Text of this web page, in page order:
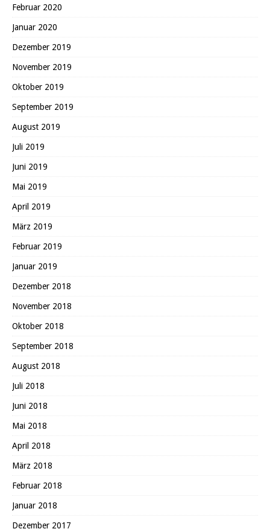
Februar 2020
Januar 2020
Dezember 2019
November 2019
Oktober 2019
September 2019
August 2019
Juli 2019
Juni 2019
Mai 2019
April 2019
März 2019
Februar 2019
Januar 2019
Dezember 2018
November 2018
Oktober 2018
September 2018
August 2018
Juli 2018
Juni 2018
Mai 2018
April 2018
März 2018
Februar 2018
Januar 2018
Dezember 2017